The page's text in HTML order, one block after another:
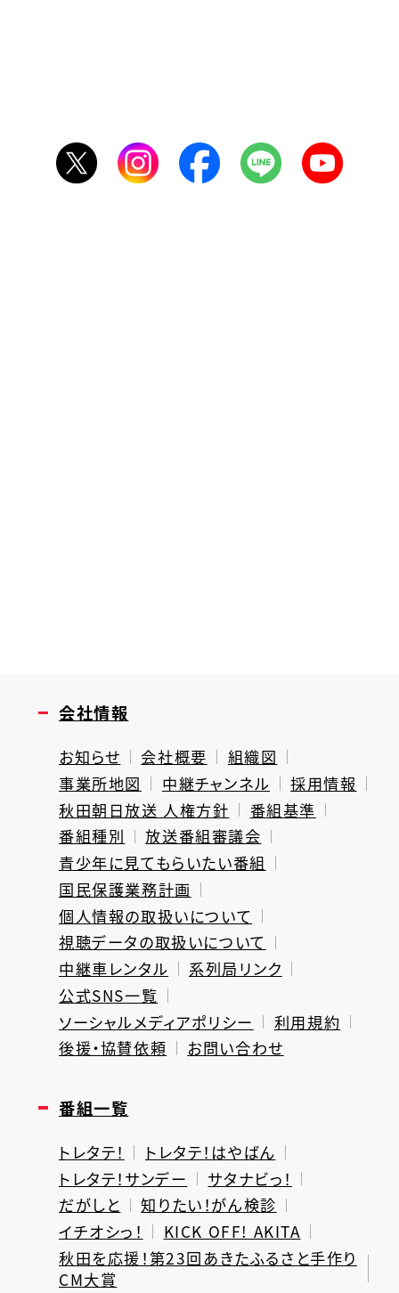
会社情報
お知らせ 会社概要
組織図
事業所地図
中継チャンネル
採用情報
秋田朝日放送 人権方針
番組基準
番組種別
放送番組審議会
青少年に見てもらいたい番組
国民保護業務計画
個人情報の取扱いについて
視聴データの取扱いについて
中継車レンタル
系列局リンク
公式SNS一覧
ソーシャルメディアポリシー
利用規約
後援・協賛依頼
お問い合わせ
番組一覧
トレタテ！
トレタテ！はやばん
トレタテ！サンデー
サタナビっ！
だがしと
知りたい！がん検診
イチオシっ！
KICK OFF! AKITA
秋田を応援！第23回あきたふるさと手作り
CM大賞